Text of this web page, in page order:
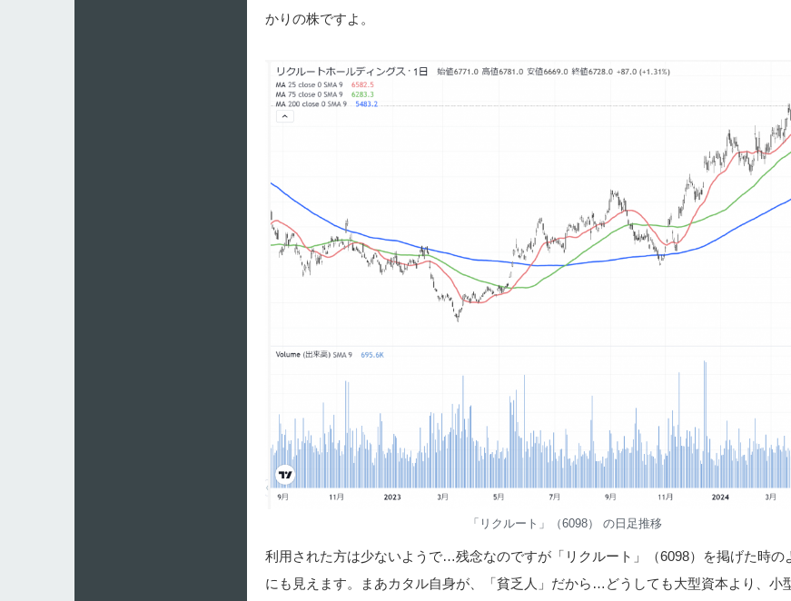
かりの株ですよ。
「リクルート」（6098） の日足推移
利用された方は少ないようで…残念なのですが「リクルート」（6098）を掲げた時の
にも見えます。まあカタル自身が、「貧乏人」だから…どうしても大型資本より、小